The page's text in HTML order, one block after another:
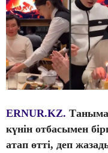
ERNUR.KZ.
күнін отбасымен
атап өтті, деп